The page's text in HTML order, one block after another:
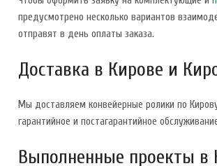
предусмотрено несколько вариантов
отправят в день оплаты заказа.
Доставка в Кирове и
Мы доставляем конвейерные ролики по
гарантийное и постагарантийное
Выполненные проекты в